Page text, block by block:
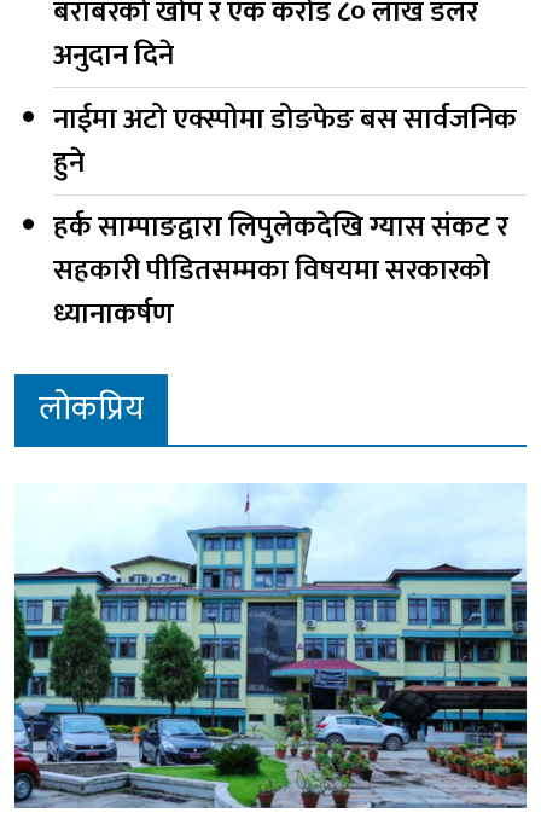
बराबरको खोप र एक करोड ८० लाख डलर
अनुदान दिने
नाईमा अटो एक्स्पोमा डोङफेङ बस सार्वजनिक
हुने
हर्क साम्पाङद्वारा लिपुलेकदेखि ग्यास संकट र
सहकारी पीडितसम्मका विषयमा सरकारको
ध्यानाकर्षण
लोकप्रिय